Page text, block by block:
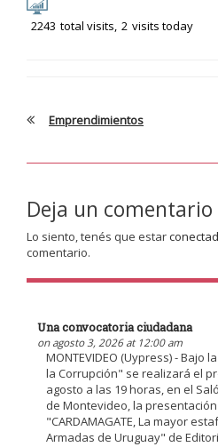
2243 total visits, 2 visits today
Emprendimientos
Deja un comentario
Lo siento, tenés que estar
comentario.
Una convocatoria ciudadana
on agosto 3, 2026 at 12:00 am
MONTEVIDEO (Uypress) - Bajo
la Corrupción" se realizará el
agosto a las 19 horas, en el
de Montevideo, la
"CARDAMAGATE, La mayor
Armadas de Uruguay" de